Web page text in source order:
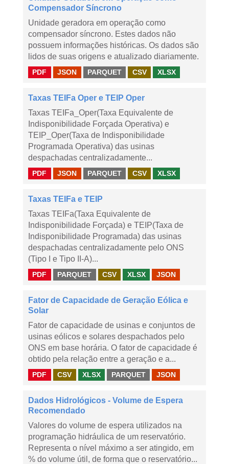
Compensador Síncrono
Unidade geradora em operação como
compensador síncrono. Estes dados não
possuem informações históricas. Os dados são
lidos de suas origens e atualizado diariamente.
PDF JSON PARQUET CSV XLSX
Taxas TEIFa Oper e TEIP Oper
Taxas TEIFa_Oper(Taxa Equivalente de
Indisponibilidade Forçada Operativa) e
TEIP_Oper(Taxa de Indisponibilidade
Programada Operativa) das usinas
despachadas centralizadamente...
PDF JSON PARQUET CSV XLSX
Taxas TEIFa e TEIP
Taxas TEIFa(Taxa Equivalente de
Indisponibilidade Forçada) e TEIP(Taxa de
Indisponibilidade Programada) das usinas
despachadas centralizadamente pelo ONS
(Tipo I e Tipo II-A)...
PDF PARQUET CSV XLSX JSON
Fator de Capacidade de Geração Eólica e
Solar
Fator de capacidade de usinas e conjuntos de
usinas eólicos e solares despachados pelo
ONS em base horária. O fator de capacidade é
obtido pela relação entre a geração e a...
PDF CSV XLSX PARQUET JSON
Dados Hidrológicos - Volume de Espera
Recomendado
Valores do volume de espera utilizados na
programação hidráulica de um reservatório.
Representa o nível máximo a ser atingido, em
% do volume útil, de forma que o reservatório...